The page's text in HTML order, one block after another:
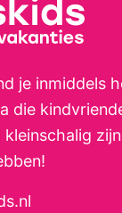
je inmiddels
die